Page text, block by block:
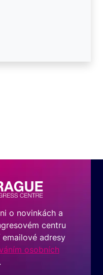
o novinkách a
centru
emailové adresy
osobních
.